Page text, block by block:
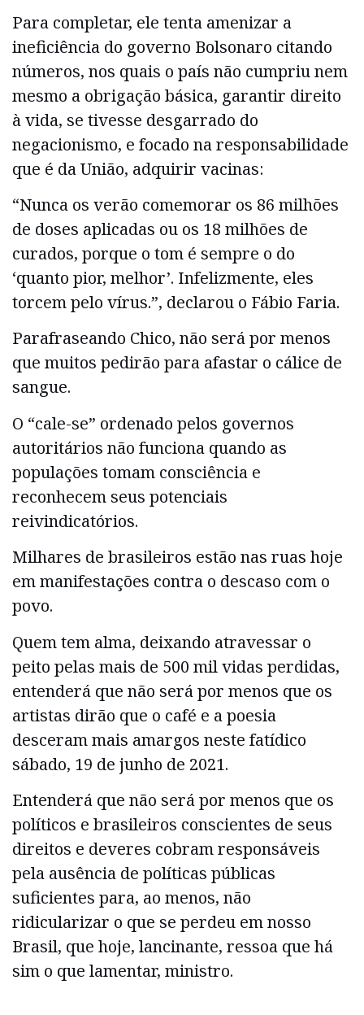
Para completar, ele tenta amenizar a
ineficiência do governo Bolsonaro citando
números, nos quais o país não cumpriu nem
mesmo a obrigação básica, garantir direito
à vida, se tivesse desgarrado do
negacionismo, e focado na responsabilidade
que é da União, adquirir vacinas:
“Nunca os verão comemorar os 86 milhões
de doses aplicadas ou os 18 milhões de
curados, porque o tom é sempre o do
‘quanto pior, melhor’. Infelizmente, eles
torcem pelo vírus.”, declarou o Fábio Faria.
Parafraseando Chico, não será por menos
que muitos pedirão para afastar o cálice de
sangue.
O “cale-se” ordenado pelos governos
autoritários não funciona quando as
populações tomam consciência e
reconhecem seus potenciais
reivindicatórios.
Milhares de brasileiros estão nas ruas hoje
em manifestações contra o descaso com o
povo.
Quem tem alma, deixando atravessar o
peito pelas mais de 500 mil vidas perdidas,
entenderá que não será por menos que os
artistas dirão que o café e a poesia
desceram mais amargos neste fatídico
sábado, 19 de junho de 2021.
Entenderá que não será por menos que os
políticos e brasileiros conscientes de seus
direitos e deveres cobram responsáveis
pela ausência de políticas públicas
suficientes para, ao menos, não
ridicularizar o que se perdeu em nosso
Brasil, que hoje, lancinante, ressoa que há
sim o que lamentar, ministro.